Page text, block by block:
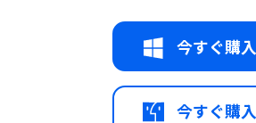
今すぐ購入
今すぐ購入